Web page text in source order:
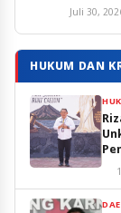
Juli 30,
HUKUM DAN